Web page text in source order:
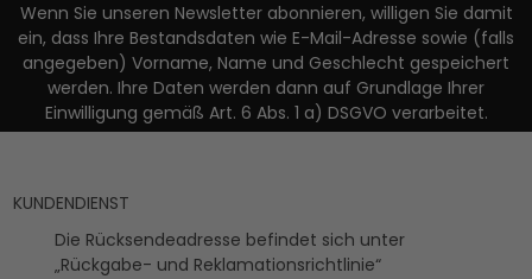
Wenn Sie unseren Newsletter abonnieren, willigen Sie damit
ein, dass Ihre Bestandsdaten wie E-Mail-Adresse sowie (falls
angegeben) Vorname, Name und Geschlecht gespeichert
werden. Ihre Daten werden dann auf Grundlage Ihrer
Einwilligung gemäß Art. 6 Abs. 1 a) DSGVO verarbeitet.
KUNDENDIENST
Die Rücksendeadresse befindet sich unter
„Rückgabe- und Reklamationsrichtlinie“